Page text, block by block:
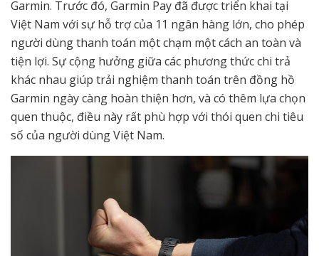
Garmin. Trước đó, Garmin Pay đã được triển khai tại
Việt Nam với sự hỗ trợ của 11 ngân hàng lớn, cho phép
người dùng thanh toán một chạm một cách an toàn và
tiện lợi. Sự cộng hưởng giữa các phương thức chi trả
khác nhau giúp trải nghiệm thanh toán trên đồng hồ
Garmin ngày càng hoàn thiện hơn, và có thêm lựa chọn
quen thuộc, điều này rất phù hợp với thói quen chi tiêu
số của người dùng Việt Nam.